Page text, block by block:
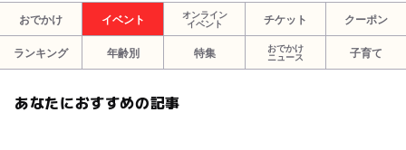
おでかけ イベント
オンライン
イベント
チケット クーポン
ランキング 年齢別 特集
おでかけ
ニュース
子育て
あなたにおすすめの記事